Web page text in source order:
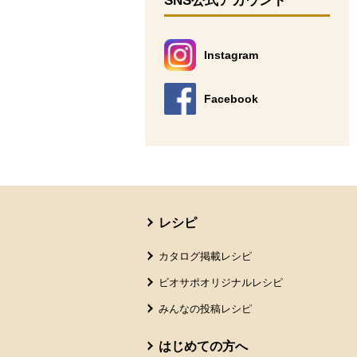
Instagram
別のウィンドウで開きます。
Facebook
別のウィンドウで開きます。
レシピ
カタログ掲載レシピ
ビオサポオリジナルレシピ
みんなの投稿レシピ
はじめての方へ